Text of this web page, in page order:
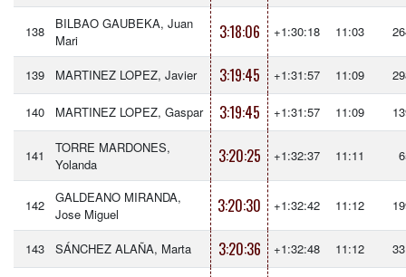
138
BILBAO GAUBEKA, Juan
Mari
3:18:06 +1:30:18 11:03
139 MARTINEZ LOPEZ, Javier 3:19:45 +1:31:57 11:09
140 MARTINEZ LOPEZ, Gaspar 3:19:45 +1:31:57 11:09
141
TORRE MARDONES,
Yolanda
3:20:25 +1:32:37 11:11
142
GALDEANO MIRANDA,
Jose Miguel
3:20:30 +1:32:42 11:12
143 SÁNCHEZ ALAÑA, Marta 3:20:36 +1:32:48 11:12